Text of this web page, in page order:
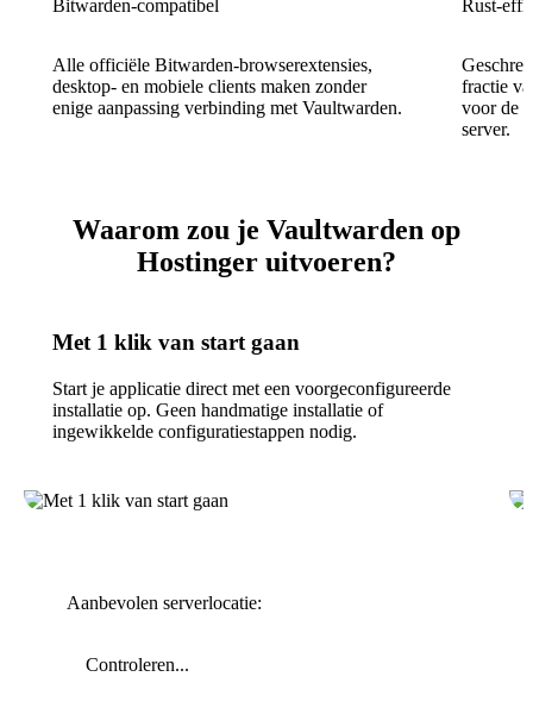
Bitwarden-compatibel
Alle officiële Bitwarden-browserextensies,
desktop- en mobiele clients maken zonder
enige aanpassing verbinding met Vaultwarden.
Rust-
fractie
voor de
server.
Waarom zou je Vaultwarden op
Hostinger uitvoeren?
Met 1 klik van start gaan
Start je applicatie direct met een voorgeconfigureerde
installatie op. Geen handmatige installatie of
ingewikkelde configuratiestappen nodig.
Aanbevolen serverlocatie:
Controleren...